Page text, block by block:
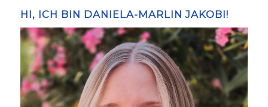
HI, ICH BIN DANIELA-MARLIN JAKOBI!